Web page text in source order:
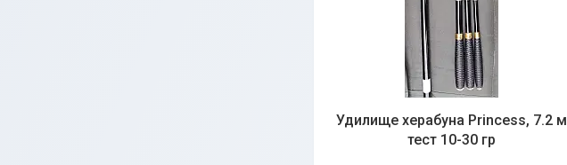
Удилище херабуна Princess, 7.2 м
тест 10-30 гр